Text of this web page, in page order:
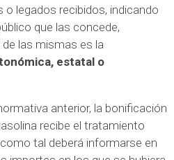
legados recibidos, indicando
que las concede,
las mismas es la
estatal o
anterior, la bonificación
recibe el tratamiento
tal deberá informarse en